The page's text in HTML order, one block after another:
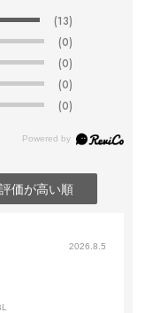
(13)
(0)
(0)
(0)
(0)
価が高い順
2026.8.5